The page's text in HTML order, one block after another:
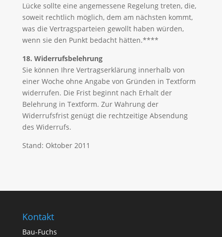
Lücke sollte eine angemessene Regelung treten, die,
soweit rechtlich möglich, dem am nächsten kommt,
was die Vertragsparteien gewollt haben würden,
wenn sie den Punkt bedacht hätten.****
18. Widerrufsbelehrung
Sie können Ihre Vertragserklärung innerhalb von
einer Woche ohne Angabe von Gründen in Textform
widerrufen. Die Frist beginnt nach Erhalt der
Belehrung in Textform. Zur Wahrung der
Widerrufsfrist genügt die rechtzeitige Absendung
des Widerrufs.
Stand: Oktober 2011
Kontakt
Bau-Fuchs